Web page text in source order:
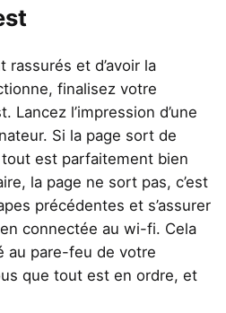
rassurés et d’avoir la
finalisez votre
Lancez l’impression d’une
Si la page sort de
tout est parfaitement bien
la page ne sort pas, c’est
précédentes et s’assurer
connectée au wi-fi. Cela
au pare-feu de votre
que tout est en ordre, et